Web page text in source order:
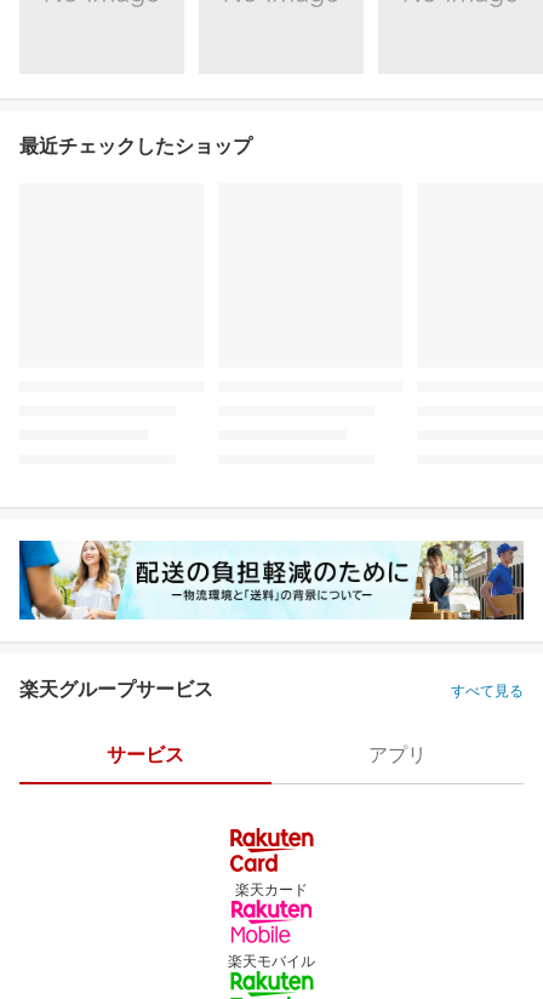
最近チェックしたショップ
楽天グループサービス すべて見る
サービス アプリ
楽天カード
楽天モバイル